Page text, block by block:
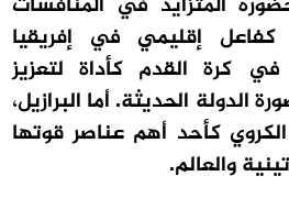
كفاعل إقليمي في إفريقيا
كرة القدم كأداة لتعزيز
الدولة الحديثة. أما البرازيل،
كأحد أهم عناصر قوتها
والعالم.